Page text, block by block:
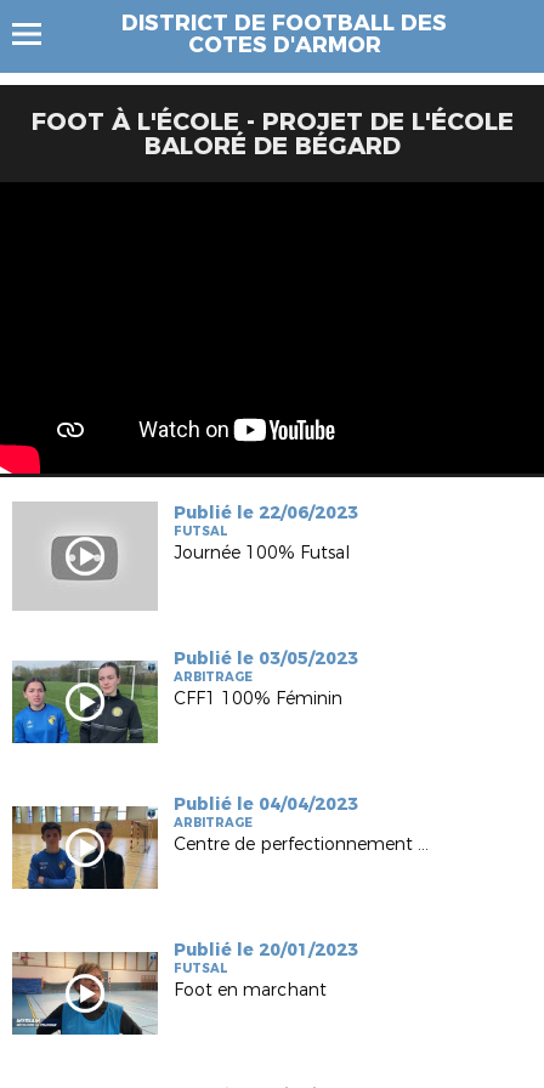
DISTRICT DE FOOTBALL DES
COTES D'ARMOR
FOOT À L'ÉCOLE - PROJET DE L'ÉCOLE
BALORÉ DE BÉGARD
Publié le 22/06/2023
FUTSAL
Journée 100% Futsal
Publié le 03/05/2023
ARBITRAGE
CFF1 100% Féminin
Publié le 04/04/2023
ARBITRAGE
Centre de perfectionnement U14G Futsal
Publié le 20/01/2023
FUTSAL
Foot en marchant